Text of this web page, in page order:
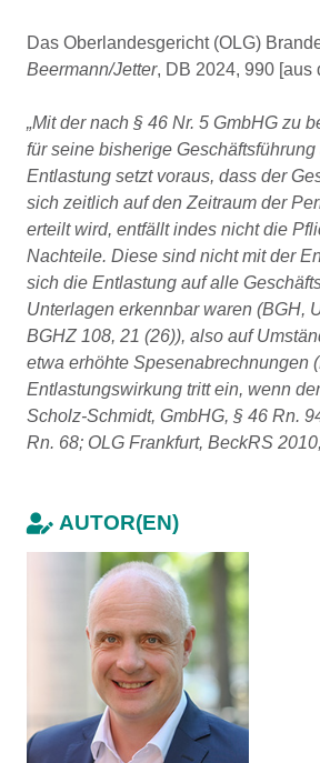
Das Oberlandesgericht (OLG)
Beermann/Jetter, DB 2024, 990 [aus
„Mit der nach § 46 Nr. 5 GmbHG zu
für seine bisherige
Entlastung setzt voraus, dass der
sich zeitlich auf den Zeitraum der
erteilt wird, entfällt indes nicht die
Nachteile. Diese sind nicht mit der
sich die Entlastung auf alle
Unterlagen erkennbar waren (BGH,
BGHZ 108, 21 (26)), also auf
etwa erhöhte Spesenabrechnungen
Entlastungswirkung tritt ein, wenn
Scholz-Schmidt, GmbHG, § 46 Rn.
Rn. 68; OLG Frankfurt, BeckRS
AUTOR(EN)